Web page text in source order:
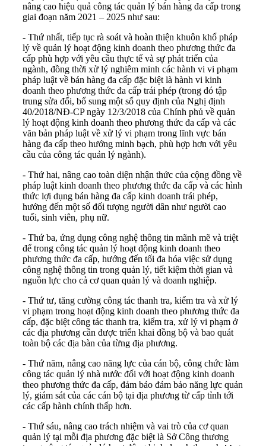
nâng cao hiệu quả công tác quản lý bán hàng đa cấp trong
giai đoạn năm 2021 – 2025 như sau:
- Thứ nhất, tiếp tục rà soát và hoàn thiện khuôn khổ pháp
lý về quản lý hoạt động kinh doanh theo phương thức đa
cấp phù hợp với yêu cầu thực tế và sự phát triển của
ngành, đồng thời xử lý nghiêm minh các hành vi vi phạm
pháp luật về bán hàng đa cấp đặc biệt là hành vi kinh
doanh theo phương thức đa cấp trái phép (trong đó tập
trung sửa đổi, bổ sung một số quy định của Nghị định
40/2018/NĐ-CP ngày 12/3/2018 của Chính phủ về quản
lý hoạt động kinh doanh theo phương thức đa cấp và các
văn bản pháp luật về xử lý vi phạm trong lĩnh vực bán
hàng đa cấp theo hướng minh bạch, phù hợp hơn với yêu
cầu của công tác quản lý ngành).
- Thứ hai, nâng cao toàn diện nhận thức của cộng đồng về
pháp luật kinh doanh theo phương thức đa cấp và các hình
thức lợi dụng bán hàng đa cấp kinh doanh trái phép,
hướng đến một số đối tượng người dân như người cao
tuổi, sinh viên, phụ nữ.
- Thứ ba, ứng dụng công nghệ thông tin mãnh mẽ và triệt
để trong công tác quản lý hoạt động kinh doanh theo
phương thức đa cấp, hướng đến tối đa hóa việc sử dụng
công nghệ thông tin trong quản lý, tiết kiệm thời gian và
nguồn lực cho cả cơ quan quản lý và doanh nghiệp.
- Thứ tư, tăng cường công tác thanh tra, kiểm tra và xử lý
vi phạm trong hoạt động kinh doanh theo phương thức đa
cấp, đặc biệt công tác thanh tra, kiểm tra, xử lý vi phạm ở
các địa phương cần được triển khai đồng bộ và bao quát
toàn bộ các địa bàn của từng địa phương.
- Thứ năm, nâng cao năng lực của cán bộ, công chức làm
công tác quản lý nhà nước đối với hoạt động kinh doanh
theo phương thức đa cấp, đảm bảo đảm bảo năng lực quản
lý, giám sát của các cán bộ tại địa phương từ cấp tỉnh tới
các cấp hành chính thấp hơn.
- Thứ sáu, nâng cao trách nhiệm và vai trò của cơ quan
quản lý tại mỗi địa phương đặc biệt là Sở Công thương